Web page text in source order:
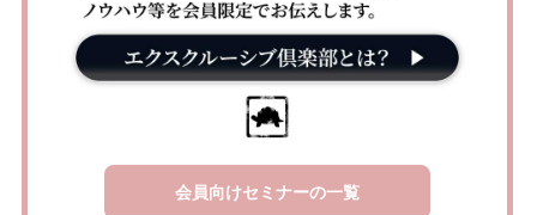
会員向けセミナーの一覧